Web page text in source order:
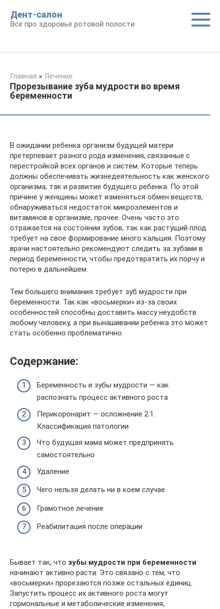
контенту
Дент-салон
Всё про здоровье ротовой полости
Главная » Лечение
Прорезывание зуба мудрости во время
беременности
В ожидании ребенка организм будущей матери
претерпевает разного рода изменения, связанные с
перестройкой всех органов и систем. Которые теперь
должны обеспечивать жизнедеятельность как женского
организма, так и развитие будущего ребенка. По этой
причине у женщины может изменяться обмен веществ,
обнаруживаться недостаток микроэлементов и
витаминов в организме, прочее. Очень часто это
отражается на состоянии зубов, так как растущий плод
требует на свое формирование много кальция. Поэтому
врачи настоятельно рекомендуют следить за зубами в
период беременности, чтобы предотвратить их порчу и
потерю в дальнейшем.
Тем большего внимания требует зуб мудрости при
беременности. Так как «восьмерки» из-за своих
особенностей способны доставить массу неудобств
любому человеку, а при вынашивании ребенка это может
стать особенно проблематично.
Содержание:
Беременность и зубы мудрости — как
распознать процесс активного роста
Перикоронарит — осложнение 2.1.
Классификация патологии
Что будущая мама может предпринять
самостоятельно
Удаление
Чего нельзя делать ни в коем случае
Грамотное лечение
Реабилитация после операции
Бывает так, что зубы мудрости при беременности
начинают активно расти. Это связано с тем, что
«восьмерки» прорезаются позже остальных единиц.
Запустить процесс их активного роста могут
гормональные и метаболические изменения,